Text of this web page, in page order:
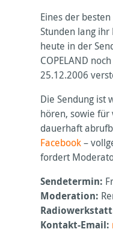
Eines der
Stunden lang
heute in der
COPELAND
25.12.2006
Die Sendung
hören, sowie für
dauerhaft
Facebook–
fordert
Sendetermin:
Moderation:
Kontakt-Email: